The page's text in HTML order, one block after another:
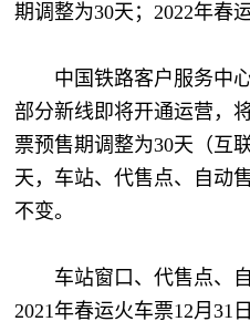
期调整为30天；2022年春
中国铁路客户服务中
部分新线即将开通运营，
票预售期调整为30天（互
天，车站、代售点、自动
不变。
车站窗口、代售点、
2021年春运火车票12月31